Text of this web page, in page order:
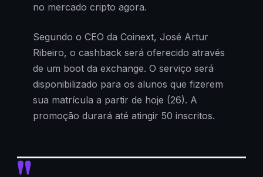
no mercado cripto agora.
Segundo o CEO da Coinext, José Artur
Ribeiro, o cashback será oferecido através
de um boot da exchange. O serviço será
disponibilizado para os alunos que fizerem
sua matrícula a partir de hoje (26). A
promoção durará até atingir 50 inscritos.